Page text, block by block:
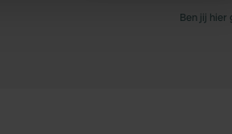
Ben jij hier